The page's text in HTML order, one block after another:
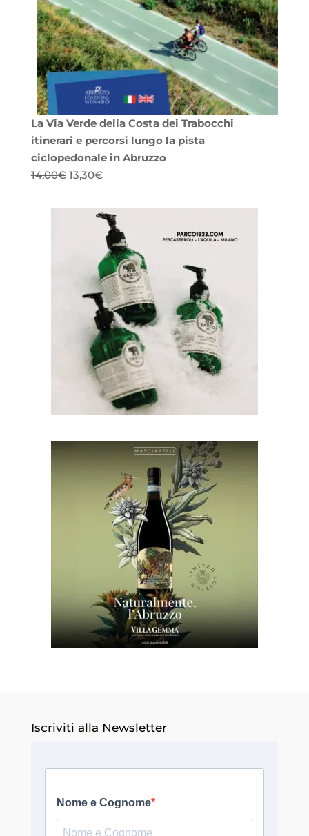
La Via Verde della Costa dei Trabocchi
itinerari e percorsi lungo la pista
ciclopedonale in Abruzzo
14,00€ Il
originale
13,30€Il
attuale
è:
13,30€.
Iscriviti alla Newsletter